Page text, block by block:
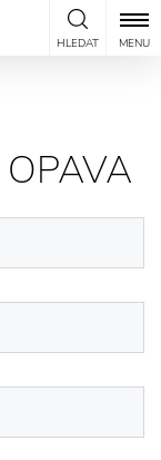
HLEDAT MENU
OPAVA